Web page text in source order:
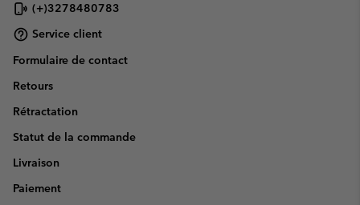
(+)3278480783
Service client
Formulaire de contact
Retours
Rétractation
Statut de la commande
Livraison
Paiement